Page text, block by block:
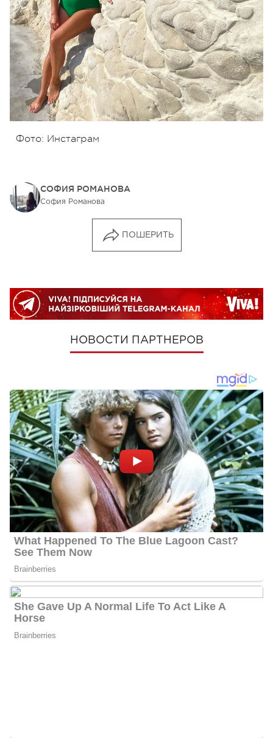
Фото: Инстаграм
СОФИЯ РОМАНОВА
София Романова
ПОШЕРИТЬ
НОВОСТИ ПАРТНЕРОВ